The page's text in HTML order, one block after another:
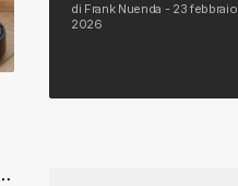
di Frank Nuenda - 23 febbraio
2026